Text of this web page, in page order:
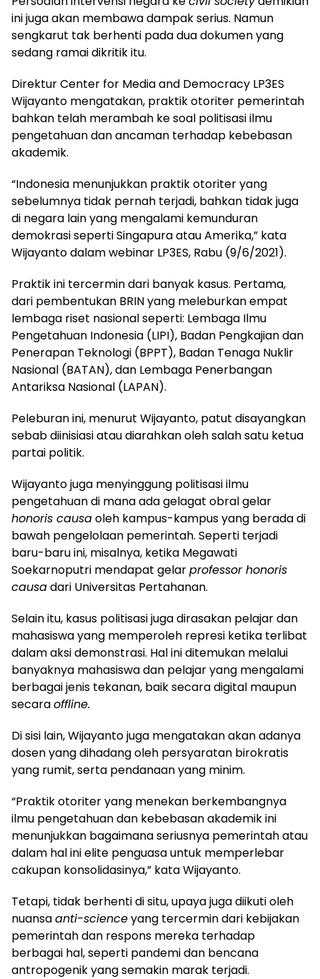
ini juga akan membawa dampak serius. Namun
sengkarut tak berhenti pada dua dokumen yang
sedang ramai dikritik itu.
Direktur Center for Media and Democracy LP3ES
Wijayanto mengatakan, praktik otoriter pemerintah
bahkan telah merambah ke soal politisasi ilmu
pengetahuan dan ancaman terhadap kebebasan
akademik.
“Indonesia menunjukkan praktik otoriter yang
sebelumnya tidak pernah terjadi, bahkan tidak juga
di negara lain yang mengalami kemunduran
demokrasi seperti Singapura atau Amerika,” kata
Wijayanto dalam webinar LP3ES, Rabu (9/6/2021).
Praktik ini tercermin dari banyak kasus. Pertama,
dari pembentukan BRIN yang meleburkan empat
lembaga riset nasional seperti: Lembaga Ilmu
Pengetahuan Indonesia (LIPI), Badan Pengkajian dan
Penerapan Teknologi (BPPT), Badan Tenaga Nuklir
Nasional (BATAN), dan Lembaga Penerbangan
Antariksa Nasional (LAPAN).
Peleburan ini, menurut Wijayanto, patut disayangkan
sebab diinisiasi atau diarahkan oleh salah satu ketua
partai politik.
Wijayanto juga menyinggung politisasi ilmu
pengetahuan di mana ada gelagat obral gelar
honoris causaoleh kampus-kampus yang berada di
bawah pengelolaan pemerintah. Seperti terjadi
baru-baru ini, misalnya, ketika Megawati
Soekarnoputri mendapat gelarprofessor honoris
causadari Universitas Pertahanan.
Selain itu, kasus politisasi juga dirasakan pelajar dan
mahasiswa yang memperoleh represi ketika terlibat
dalam aksi demonstrasi. Hal ini ditemukan melalui
banyaknya mahasiswa dan pelajar yang mengalami
berbagai jenis tekanan, baik secara digital maupun
secaraoffline.
Di sisi lain, Wijayanto juga mengatakan akan adanya
dosen yang dihadang oleh persyaratan birokratis
yang rumit, serta pendanaan yang minim.
“Praktik otoriter yang menekan berkembangnya
ilmu pengetahuan dan kebebasan akademik ini
menunjukkan bagaimana seriusnya pemerintah atau
dalam hal ini elite penguasa untuk memperlebar
cakupan konsolidasinya,” kata Wijayanto.
Tetapi, tidak berhenti di situ, upaya juga diikuti oleh
nuansaanti-scienceyang tercermin dari kebijakan
pemerintah dan respons mereka terhadap
berbagai hal, seperti pandemi dan bencana
antropogenik yang semakin marak terjadi.